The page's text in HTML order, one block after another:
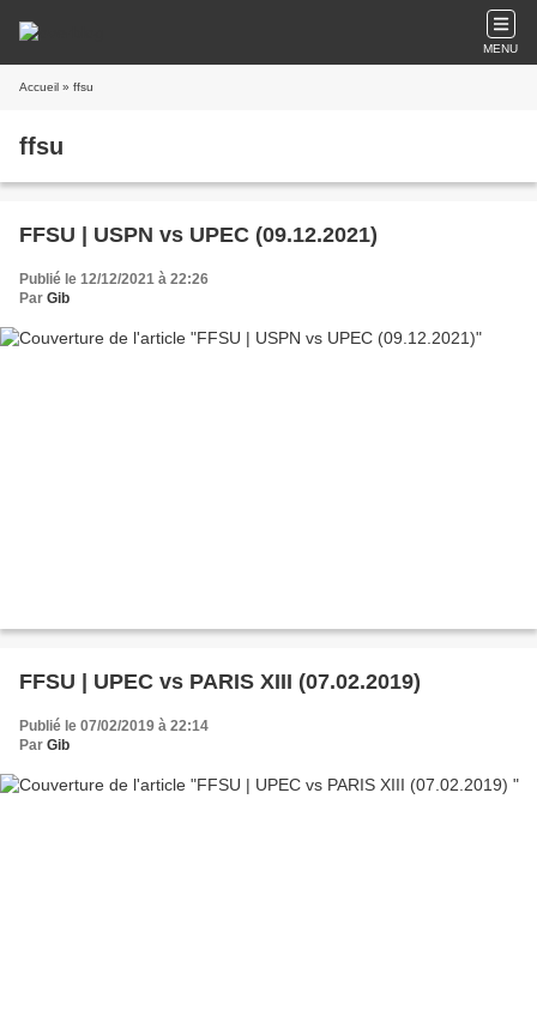
MENU
Accueil » ffsu
ffsu
FFSU | USPN vs UPEC (09.12.2021)
Publié le 12/12/2021 à 22:26
Par Gib
FFSU | UPEC vs PARIS XIII (07.02.2019)
Publié le 07/02/2019 à 22:14
Par Gib